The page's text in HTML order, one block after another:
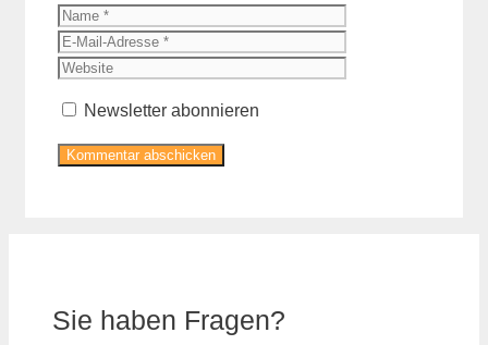
Name
Newsletter abonnieren
Sie haben Fragen?